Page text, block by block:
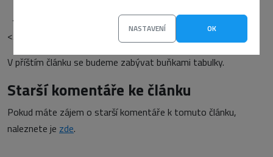
NASTAVENÍ OK
</tr>
</table>
V příštím článku se budeme zabývat buňkami tabulky.
Starší komentáře ke článku
Pokud máte zájem o starší komentáře k tomuto článku,
naleznete je zde.